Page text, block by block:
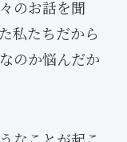
のお話を聞
私たちだから
のか悩んだか